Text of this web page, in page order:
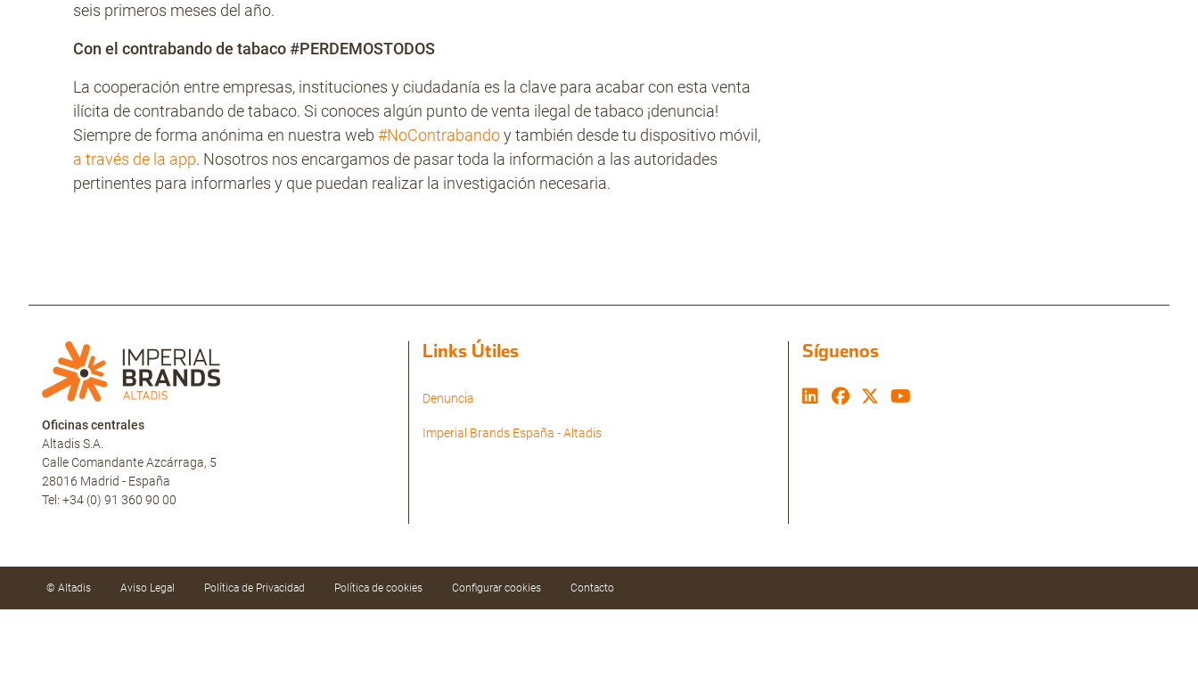
seis primeros meses del año.
Con el contrabando de tabaco #PERDEMOSTODOS
La cooperación entre empresas, instituciones y ciudadanía es la clave para acabar con esta venta
ilícita de contrabando de tabaco. Si conoces algún punto de venta ilegal de tabaco ¡denuncia!
Siempre de forma anónima en nuestra web #NoContrabandoy también desde tu dispositivo móvil,
a través de la app. Nosotros nos encargamos de pasar toda la información a las autoridades
pertinentes para informarles y que puedan realizar la investigación necesaria.
Oficinas centrales
Altadis S.A.
Calle Comandante Azcárraga, 5
28016 Madrid - España
Tel: +34 (0) 91 360 90 00
Links Útiles
Denuncia
Imperial Brands España - Altadis
Síguenos
© Altadis Aviso Legal Política de Privacidad Política de cookies Configurar cookies Contacto